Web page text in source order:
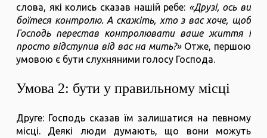
слова, які колись сказав нашій ребе: «Друзі, ось ви
боїтеся контролю. А скажіть, хто з вас хоче, щоб
Господь перестав контролювати ваше життя і
просто відступив від вас на мить?»Отже, першою
умовою є бути слухняними голосу Господа.
Умова 2: бути у правильному місці
Друге: Господь сказав їм залишатися на певному
місці. Деякі люди думають, що вони можуть